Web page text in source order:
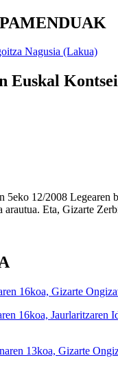
Nagusia (Lakua)
Euskal
5eko 12/2008
arautua. Eta, Gizarte
16koa, Gizarte
16koa, Jaurlaritzaren
13koa, Gizarte